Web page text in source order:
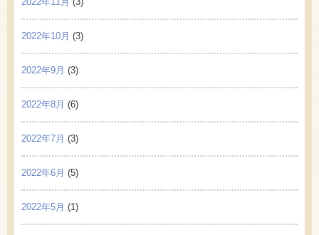
2022年10月 (3)
2022年9月 (3)
2022年8月 (6)
2022年7月 (3)
2022年6月 (5)
2022年5月 (1)